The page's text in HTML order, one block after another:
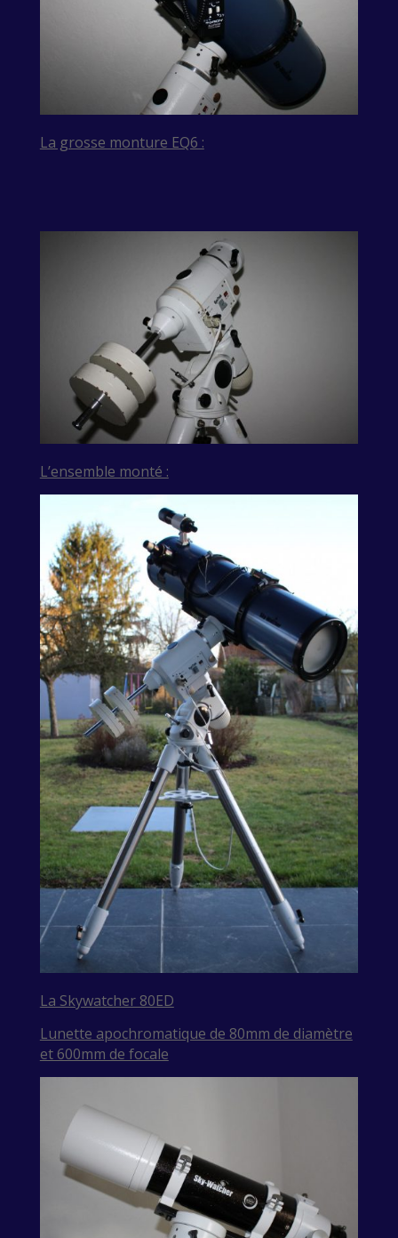
La grosse monture EQ6 :
L’ensemble monté :
La Skywatcher 80ED
Lunette apochromatique de 80mm de diamètre
et 600mm de focale